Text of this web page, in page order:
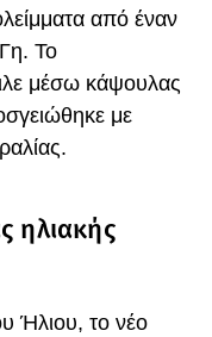
από έναν
Το
μέσω κάψουλας
με
ηλιακής
Ήλιου, το νέο